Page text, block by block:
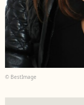
© BestImage